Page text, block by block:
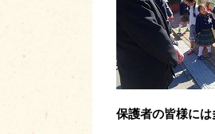
保護者の皆様に